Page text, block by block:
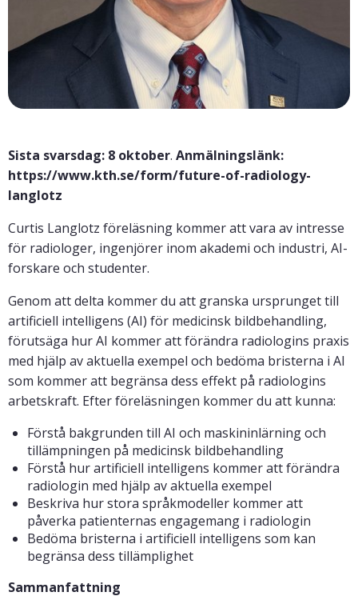
Sista svarsdag: 8 oktober. Anmälningslänk:
https://www.kth.se/form/future-of-radiology-
langlotz
Curtis Langlotz föreläsning kommer att vara av intresse
för radiologer, ingenjörer inom akademi och industri, AI-
forskare och studenter.
Genom att delta kommer du att granska ursprunget till
artificiell intelligens (AI) för medicinsk bildbehandling,
förutsäga hur AI kommer att förändra radiologins praxis
med hjälp av aktuella exempel och bedöma bristerna i AI
som kommer att begränsa dess effekt på radiologins
arbetskraft. Efter föreläsningen kommer du att kunna:
Förstå bakgrunden till AI och maskininlärning och
tillämpningen på medicinsk bildbehandling
Förstå hur artificiell intelligens kommer att förändra
radiologin med hjälp av aktuella exempel
Beskriva hur stora språkmodeller kommer att
påverka patienternas engagemang i radiologin
Bedöma bristerna i artificiell intelligens som kan
begränsa dess tillämplighet
Sammanfattning